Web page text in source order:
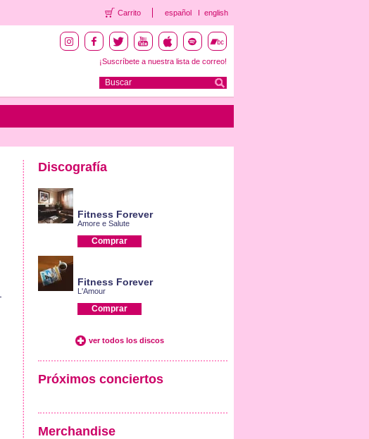
Carrito español english
¡Suscríbete a nuestra lista de correo!
Discografía
Fitness Forever
Amore e Salute
Comprar
Fitness Forever
L'Amour
Comprar
ver todos los discos
Próximos conciertos
Merchandise